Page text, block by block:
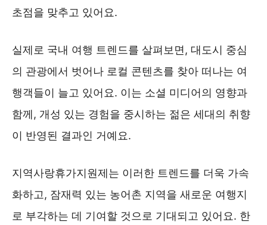
초점을 맞추고 있어요.
실제로 국내 여행 트렌드를 살펴보면, 대도시 중심
의 관광에서 벗어나 로컬 콘텐츠를 찾아 떠나는 여
행객들이 늘고 있어요. 이는 소셜 미디어의 영향과
함께, 개성 있는 경험을 중시하는 젊은 세대의 취향
이 반영된 결과인 거예요.
지역사랑휴가지원제는 이러한 트렌드를 더욱 가속
화하고, 잠재력 있는 농어촌 지역을 새로운 여행지
로 부각하는 데 기여할 것으로 기대되고 있어요. 한